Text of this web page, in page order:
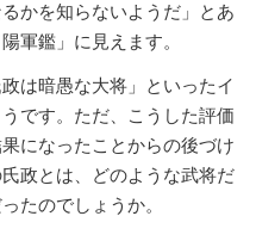
かを知らないようだ」とあ
軍鑑」に見えます。
は暗愚な大将」といったイ
です。ただ、こうした評価
になったことからの後づけ
政とは、どのような武将だ
たのでしょうか。